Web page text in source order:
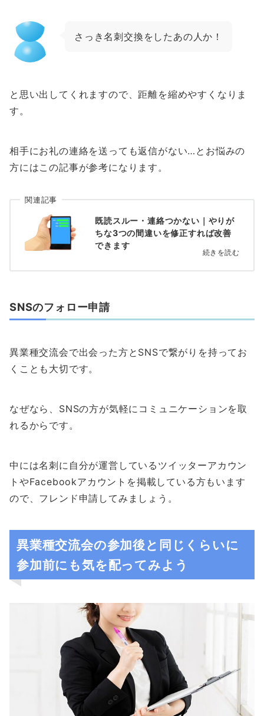
さっき名刺交換をしたあの人か！
と思い出してくれますので、距離を縮めやすくなりま
す。
相手にお礼の連絡を送っても返信がない…とお悩みの
方にはこの記事が参考になります。
関連記事
既読スルー・連絡つかない｜やりが
ちな3つの間違いを修正すれば改善
できます
続きを読む
SNSのフォロー申請
異業種交流会で出会った方とSNSで繋がりを持ってお
くことも大切です。
なぜなら、SNSの方が気軽にコミュニケーションを取
れるからです。
中には名刺に自分が運営しているツイッターアカウン
トやFacebookアカウントを掲載している方もいます
ので、フレンド申請してみましょう。
異業種交流会の参加後と同じくらいに
参加前にも気を配ってみよう